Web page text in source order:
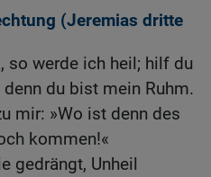
(Jeremias dritte
so werde ich heil; hilf du
du bist mein Ruhm.
mir: »Wo ist denn des
kommen!«
gedrängt, Unheil